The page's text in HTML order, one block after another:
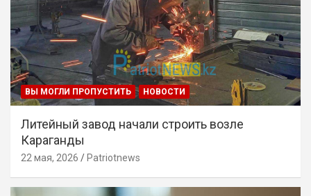
ВЫ МОГЛИ ПРОПУСТИТЬ НОВОСТИ
Литейный завод начали строить возле
Караганды
22 мая, 2026 Patriotnews